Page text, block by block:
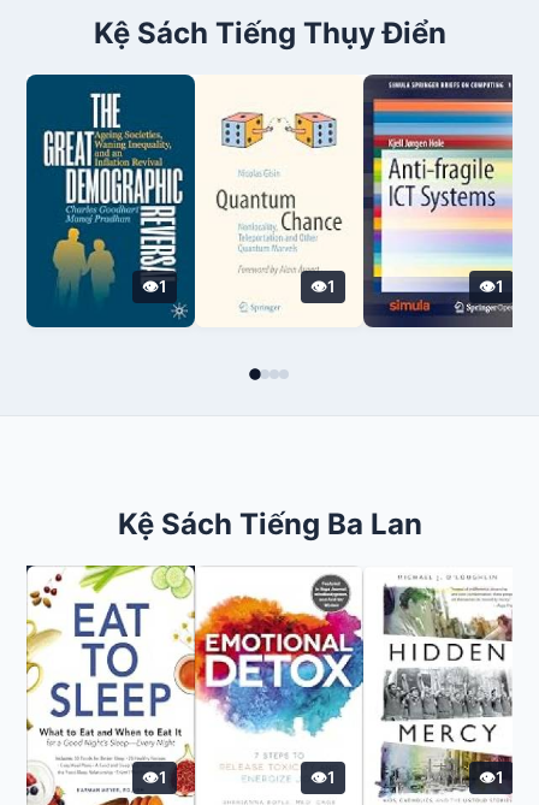
Kệ Sách Tiếng Thụy Điển
1 1 1
Kệ Sách Tiếng Ba Lan
1 1 1